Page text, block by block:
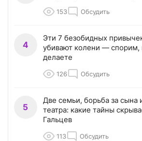
153 Обсудить
4
Эти 7 безобидных
убивают колени — спорим,
делаете
126 Обсудить
5
Две семьи, борьба за сына
театра: какие тайны
Гальцев
113 Обсудить